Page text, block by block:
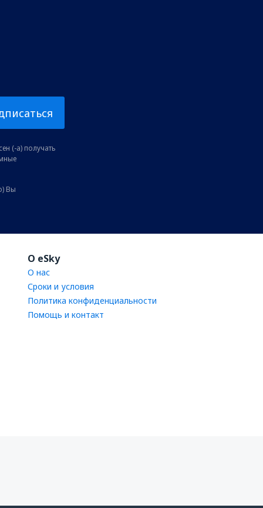
(-а) получать
Вы
O eSky
О нас
Сроки и условия
Политика конфиденциальности
Помощь и контакт